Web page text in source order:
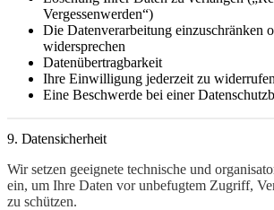
Vergessenwerden“)
Die Datenverarbeitung einzuschränken
widersprechen
Datenübertragbarkeit
Ihre Einwilligung jederzeit zu widerrufen
Eine Beschwerde bei einer
9. Datensicherheit
Wir setzen geeignete technische und
ein, um Ihre Daten vor unbefugtem Zugriff,
zu schützen.